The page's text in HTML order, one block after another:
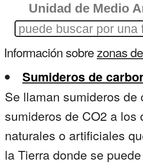
Unidad de Medio
Información sobrezonas
Sumideros de
Se llaman sumideros de
sumideros de CO2 a los
naturales o artificiales
la Tierra donde se